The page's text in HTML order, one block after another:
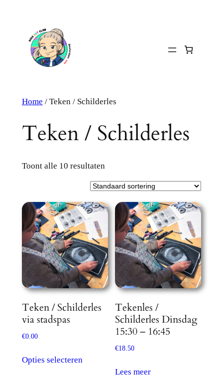
Home / Teken / Schilderles
Teken / Schilderles
Toont alle 10 resultaten
Teken / Schilderles
via stadspas
€0.00
Opties selecterenproduct
Tekenles /
Schilderles Dinsdag
15:30 – 16:45
€18.50
Lees meer